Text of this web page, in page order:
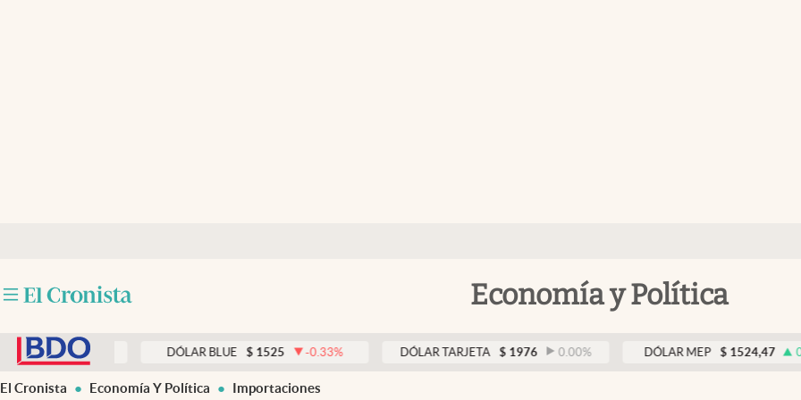
Economía y Política
Otras secciones
0.00% DÓLAR BLUE $ 1525 -0.33 % DÓLAR TARJETA $ 1976 0.00% DÓLAR MEP $ 1524,47 0.33%
El Cronista Economía Y Política Importaciones